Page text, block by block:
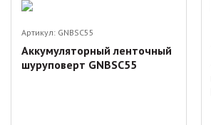
Артикул: GNBSC55
Аккумуляторный ленточный
шуруповерт GNBSC55